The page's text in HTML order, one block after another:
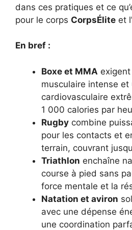
dans ces pratiques et ce
pour le corps CorpsÉlite et
En bref :
Boxe et MMA
musculaire intense et
cardiovasculaire
1 000 calories par
Rugby combine
pour les contacts et
terrain, couvrant
Triathlon enchaîne
course à pied sans
force mentale et la
Natation et aviron
avec une dépense
une coordination